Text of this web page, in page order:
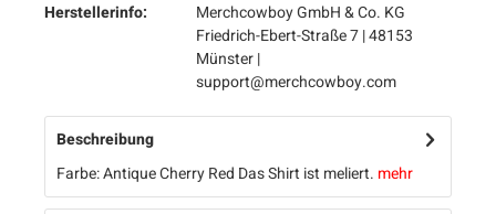
Herstellerinfo:
Merchcowboy GmbH & Co. KG
Friedrich-Ebert-Straße 7 | 48153
Münster |
support@merchcowboy.com
Beschreibung
Farbe: Antique Cherry Red Das Shirt ist meliert. mehr